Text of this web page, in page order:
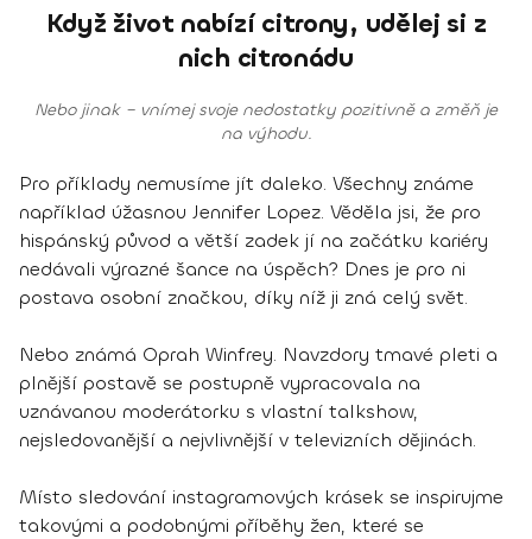
Když život nabízí citrony, udělej si z
nich citronádu
Nebo jinak – vnímej svoje nedostatky pozitivně a změň je
na výhodu.
Pro příklady nemusíme jít daleko. Všechny známe
například úžasnou Jennifer Lopez. Věděla jsi, že pro
hispánský původ a větší zadek jí na začátku kariéry
nedávali výrazné šance na úspěch? Dnes je pro ni
postava osobní značkou, díky níž ji zná celý svět.
Nebo známá Oprah Winfrey. Navzdory tmavé pleti a
plnější postavě se postupně vypracovala na
uznávanou moderátorku s vlastní talkshow,
nejsledovanější a nejvlivnější v televizních dějinách.
Místo sledování instagramových krásek se inspirujme
takovými a podobnými příběhy žen, které se